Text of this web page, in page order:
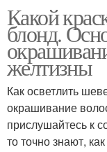
Какой
блонд.
желтизны
Как осветлить
окрашивание
прислушайтесь к
то точно знают,